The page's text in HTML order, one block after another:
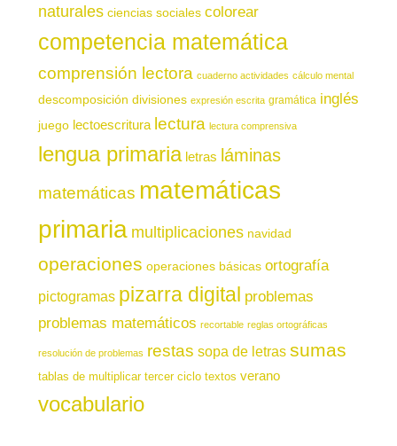
naturales ciencias sociales colorear
competencia matemática
comprensión lectora cuaderno actividades cálculo mental
descomposición divisiones expresión escrita gramática inglés
juego lectoescritura lectura lectura comprensiva
lengua primaria letras láminas
matemáticas matemáticas
primaria multiplicaciones navidad
operaciones operaciones básicas ortografía
pictogramas pizarra digital problemas
problemas matemáticos recortable reglas ortográficas
resolución de problemas restas sopa de letras sumas
tablas de multiplicar tercer ciclo textos verano
vocabulario